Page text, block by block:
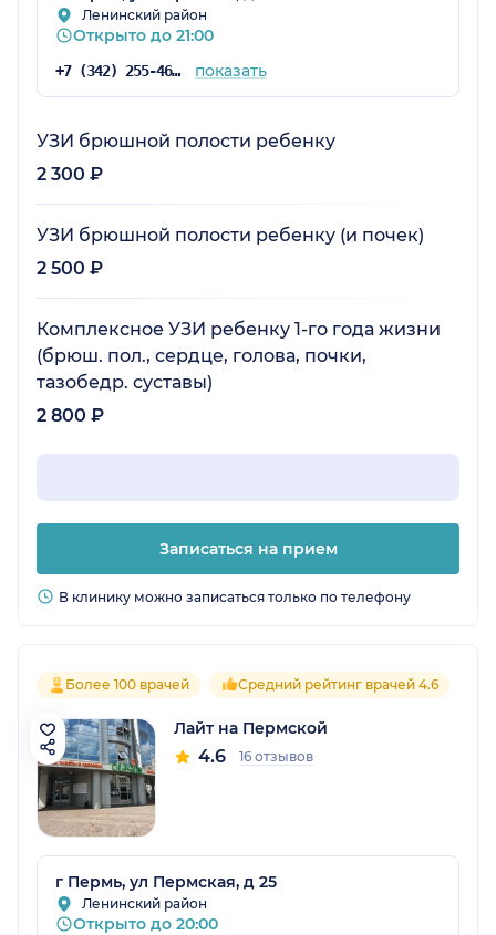
Ленинский район
Открыто до 21:00
+7 (342) 255-46-71 показать
УЗИ брюшной полости ребенку
2 300 ₽
УЗИ брюшной полости ребенку (и почек)
2 500 ₽
Комплексное УЗИ ребенку 1-го года жизни
(брюш. пол., сердце, голова, почки,
тазобедр. суставы)
2 800 ₽
Записаться на прием
В клинику можно записаться только по телефону
Более 100 врачей Средний рейтинг врачей 4.6
Лайт на Пермской
4.6 16 отзывов
г Пермь, ул Пермская, д 25
Ленинский район
Открыто до 20:00